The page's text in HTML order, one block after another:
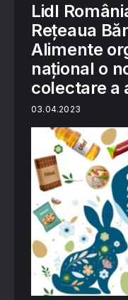
Lidl
Rețeaua
Alimente
național o
colectare a
03.04.2023